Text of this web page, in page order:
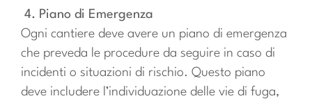
4. Piano di Emergenza
Ogni cantiere deve avere un piano di emergenza
che preveda le procedure da seguire in caso di
incidenti o situazioni di rischio. Questo piano
deve includere l’individuazione delle vie di fuga,